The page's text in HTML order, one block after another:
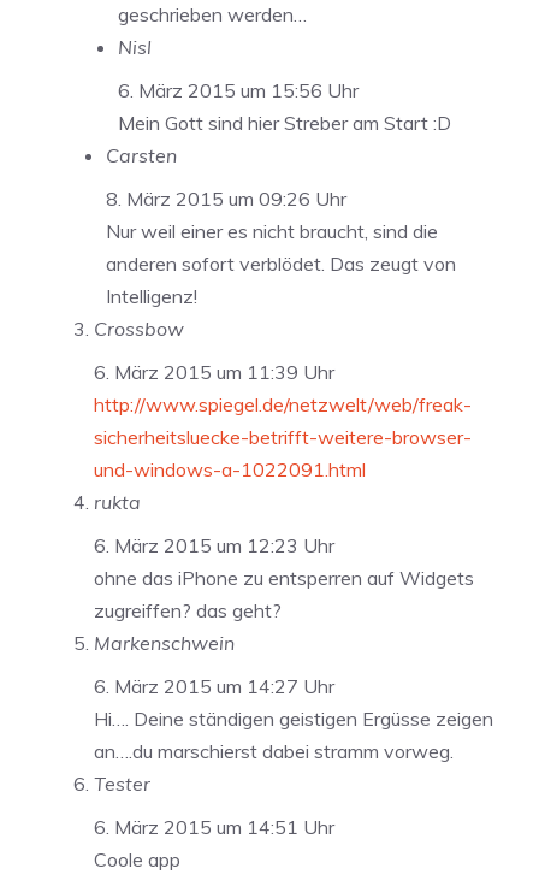
geschrieben werden…
Nisl
6. März 2015 um 15:56 Uhr
Mein Gott sind hier Streber am Start :D
Carsten
8. März 2015 um 09:26 Uhr
Nur weil einer es nicht braucht, sind die
anderen sofort verblödet. Das zeugt von
Intelligenz!
Crossbow
6. März 2015 um 11:39 Uhr
http://www.spiegel.de/netzwelt/web/freak-
sicherheitsluecke-betrifft-weitere-browser-
und-windows-a-1022091.html
rukta
6. März 2015 um 12:23 Uhr
ohne das iPhone zu entsperren auf Widgets
zugreiffen? das geht?
Markenschwein
6. März 2015 um 14:27 Uhr
Hi…. Deine ständigen geistigen Ergüsse zeigen
an….du marschierst dabei stramm vorweg.
Tester
6. März 2015 um 14:51 Uhr
Coole app